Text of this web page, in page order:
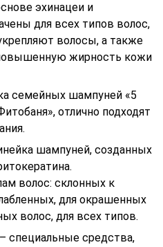
эхинацеи и
для всех типов волос,
волосы, а также
жирность кожи
семейных шампуней «5
отлично подходят
шампуней, созданных
волос: склонных к
для окрашенных
волос, для всех типов.
специальные средства,